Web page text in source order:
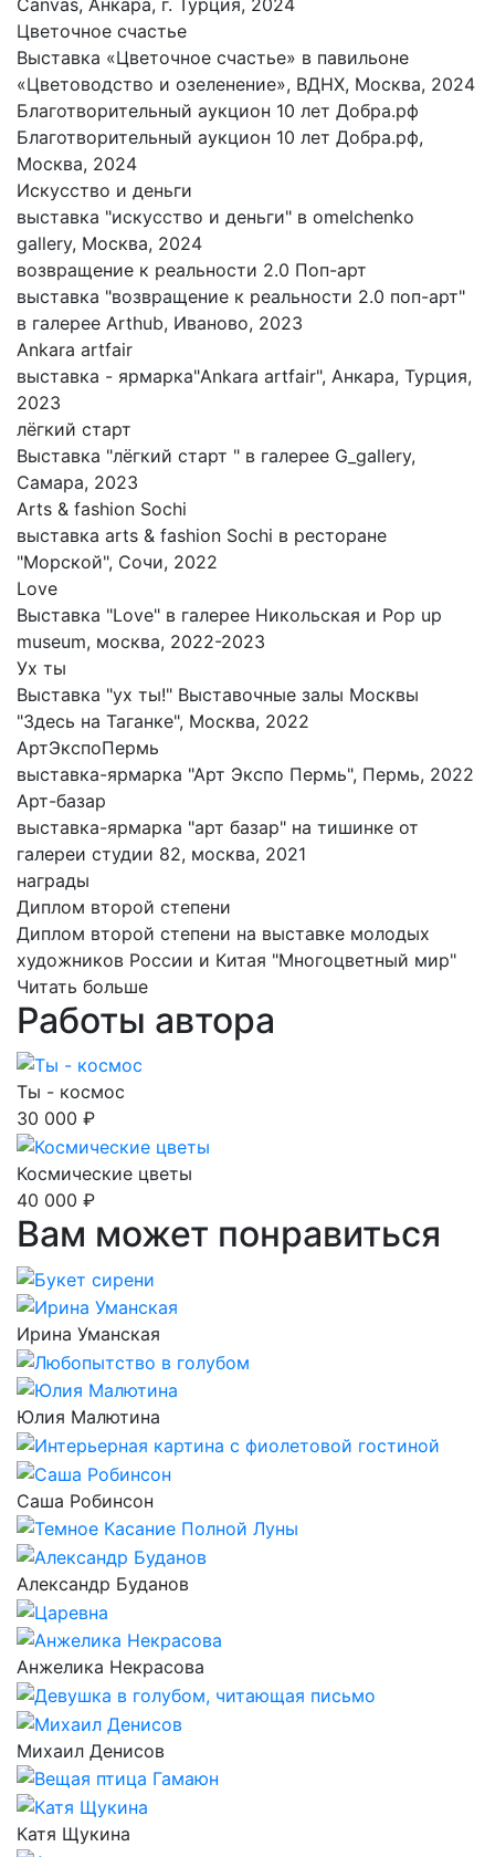
Цветочное счастье
Выставка «Цветочное счастье» в павильоне
«Цветоводство и озеленение», ВДНХ, Москва, 2024
Благотворительный аукцион 10 лет Добра.рф
Благотворительный аукцион 10 лет Добра.рф,
Москва, 2024
Искусство и деньги
выставка "искусство и деньги" в omelchenko
gallery, Москва, 2024
возвращение к реальности 2.0 Поп-арт
выставка "возвращение к реальности 2.0 поп-арт"
в галерее Arthub, Иваново, 2023
Ankara artfair
выставка - ярмарка"Ankara artfair", Анкара, Турция,
2023
лёгкий старт
Выставка "лёгкий старт " в галерее G_gallery,
Самара, 2023
Arts & fashion Sochi
выставка arts & fashion Sochi в ресторане
"Морской", Сочи, 2022
Love
Выставка "Love" в галерее Никольская и Pop up
museum, москва, 2022-2023
Ух ты
Выставка "ух ты!" Выставочные залы Москвы
"Здесь на Таганке", Москва, 2022
АртЭкспоПермь
выставка-ярмарка "Арт Экспо Пермь", Пермь, 2022
Арт-базар
выставка-ярмарка "арт базар" на тишинке от
галереи студии 82, москва, 2021
награды
Диплом второй степени
Диплом второй степени на выставке молодых
художников России и Китая "Многоцветный мир"
Читать больше
Работы автора
Ты - космос
30 000 ₽
Космические цветы
40 000 ₽
Вам может понравиться
Ирина Уманская
Юлия Малютина
Саша Робинсон
Александр Буданов
Анжелика Некрасова
Михаил Денисов
Катя Щукина